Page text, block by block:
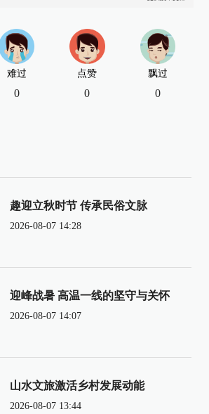
难过
0
点赞
0
飘过
0
趣迎立秋时节 传承民俗文脉
2026-08-07 14:28
迎峰战暑 高温一线的坚守与关怀
2026-08-07 14:07
山水文旅激活乡村发展动能
2026-08-07 13:44